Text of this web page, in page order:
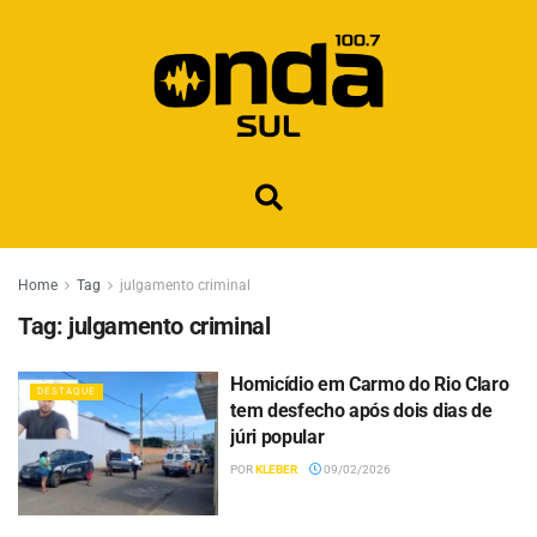
Home Tag julgamento criminal
Tag: julgamento criminal
DESTAQUE
Homicídio em Carmo do Rio Claro
tem desfecho após dois dias de
júri popular
PORKLEBER 09/02/2026